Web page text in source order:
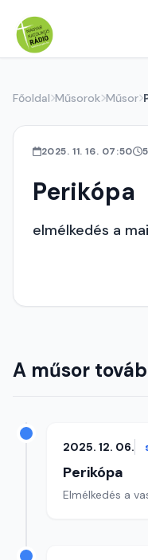
Főoldal Műsorok Műsor
2025. 11. 16. 07:50
Perikópa
elmélkedés a
A műsor
2025. 12. 06.
Perikópa
Elmélkedés a